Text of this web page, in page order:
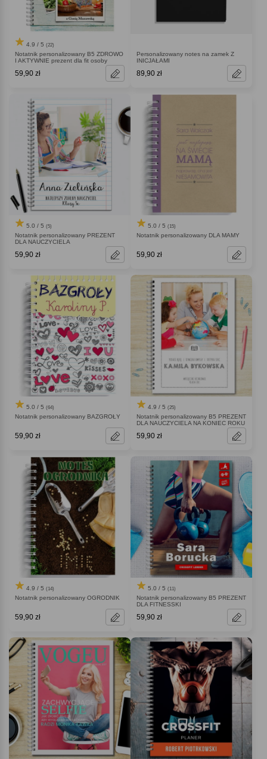
4.9 / 5 (22)
Notatnik personalizowany B5 ZDROWO
I AKTYWNIE prezent dla fit osoby
59,90 zł
Personalizowany notes na zamek Z
INICJAŁAMI
89,90 zł
5.0 / 5 (5)
Notatnik personalizowany PREZENT
DLA NAUCZYCIELA
59,90 zł
5.0 / 5 (15)
Notatnik personalizowany DLA MAMY
59,90 zł
5.0 / 5 (64)
Notatnik personalizowany BAZGROŁY
59,90 zł
4.9 / 5 (25)
Notatnik personalizowany B5 PREZENT
DLA NAUCZYCIELA NA KONIEC ROKU
59,90 zł
4.9 / 5 (14)
Notatnik personalizowany OGRODNIK
59,90 zł
5.0 / 5 (11)
Notatnik personalizowany B5 PREZENT
DLA FITNESSKI
59,90 zł